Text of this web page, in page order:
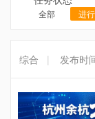
全部 进
综合 | 发布时